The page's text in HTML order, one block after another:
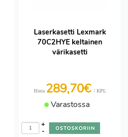
Laserkasetti Lexmark
70C2HYE keltainen
värikasetti
Hinta 289,70€ / KPL
Varastossa
-
+